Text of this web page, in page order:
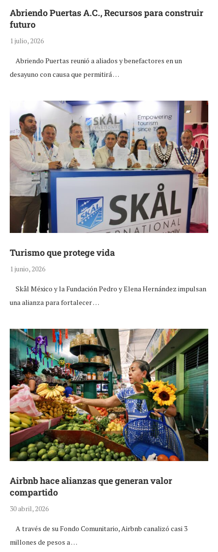
Abriendo Puertas A.C., Recursos para construir
futuro
1 julio, 2026
Abriendo Puertas reunió a aliados y benefactores en un
desayuno con causa que permitirá …
Turismo que protege vida
1 junio, 2026
Skål México y la Fundación Pedro y Elena Hernández impulsan
una alianza para fortalecer …
Airbnb hace alianzas que generan valor
compartido
30 abril, 2026
A través de su Fondo Comunitario, Airbnb canalizó casi 3
millones de pesos a …